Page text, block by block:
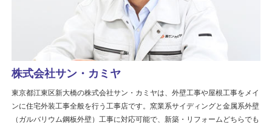
株式会社サン・カミヤ
東京都江東区新大橋の株式会社サン・カミヤは、外壁工事や屋根工事をメイ
ンに住宅外装工事全般を行う工事店です。窯業系サイディングと金属系外壁
（ガルバリウム鋼板外壁）工事に対応可能で、新築・リフォームどちらでも